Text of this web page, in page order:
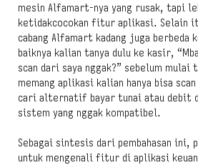
mesin Alfamart-nya yang rusak, tapi
ketidakcocokan fitur aplikasi. Selain
cabang Alfamart kadang juga berbeda
baiknya kalian tanya dulu ke kasir,
scan dari saya nggak?” sebelum mulai
memang aplikasi kalian hanya bisa
cari alternatif bayar tunai atau debit
sistem yang nggak kompatibel.
Sebagai sintesis dari pembahasan ini,
untuk mengenali fitur di aplikasi